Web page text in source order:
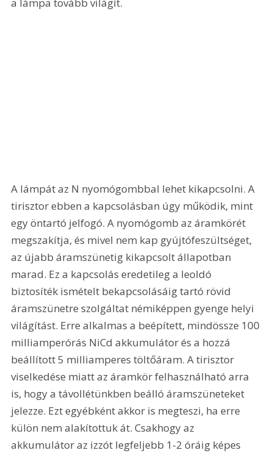
A lámpát az N nyomógombbal lehet kikapcsolni. A
tirisztor ebben a kapcsolásban úgy működik, mint
egy öntartó jelfogó. A nyomógomb az áramkörét
megszakítja, és mivel nem kap gyújtófeszültséget,
az újabb áramszünetig kikapcsolt állapotban
marad. Ez a kapcsolás eredetileg a leoldó
biztosíték ismételt bekapcsolásáig tartó rövid
áramszünetre szolgáltat némiképpen gyenge helyi
világítást. Erre alkalmas a beépített, mindössze 100
milliamperórás NiCd akkumulátor és a hozzá
beállított 5 milliamperes töltőáram. A tirisztor
viselkedése miatt az áramkör felhasználható arra
is, hogy a távollétünkben beálló áramszüneteket
jelezze. Ezt egyébként akkor is megteszi, ha erre
külön nem alakítottuk át. Csakhogy az
akkumulátor az izzót legfeljebb 1-2 óráig képes